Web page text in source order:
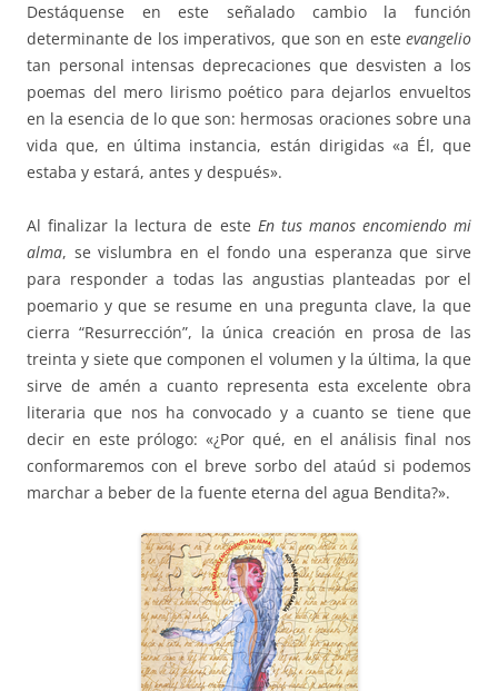
Destáquense en este señalado cambio la función
determinante de los imperativos, que son en este evangelio
tan personal intensas deprecaciones que desvisten a los
poemas del mero lirismo poético para dejarlos envueltos
en la esencia de lo que son: hermosas oraciones sobre una
vida que, en última instancia, están dirigidas «a Él, que
estaba y estará, antes y después».
Al finalizar la lectura de este En tus manos encomiendomi
alma, se vislumbra en el fondo una esperanza que sirve
para responder a todas las angustias planteadas por el
poemario y que se resume en una pregunta clave, la que
cierra “Resurrección”, la única creación en prosa de las
treinta y siete que componen el volumen y la última, la que
sirve de amén a cuanto representa esta excelente obra
literaria que nos ha convocado y a cuanto se tiene que
decir en este prólogo: «¿Por qué, en el análisis final nos
conformaremos con el breve sorbo del ataúd si podemos
marchar a beber de la fuente eterna del agua Bendita?».